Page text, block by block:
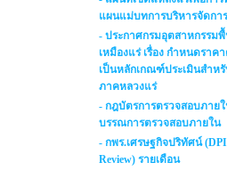
แผนแม่บทการบริหารจัดกา
- ประกาศกรมอุตสาหกรรม
เหมืองแร่ เรื่อง กำหนดราค
เป็นหลักเกณฑ์ประเมินสำหรั
ภาคหลวงแร่
- กฎบัตรการตรวจสอบภายใ
บรรณการตรวจสอบภายใน
- กพร.เศรษฐกิจปริทัศน์
Review) รายเดือน